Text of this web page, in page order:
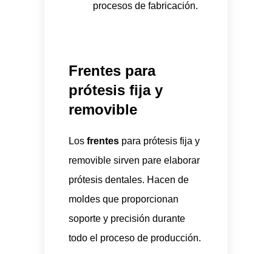
procesos de fabricación.
Frentes para
prótesis fija y
removible
Los frentespara prótesis fija y
removible sirven pare elaborar
prótesis dentales. Hacen de
moldes que proporcionan
soporte y precisión durante
todo el proceso de producción.